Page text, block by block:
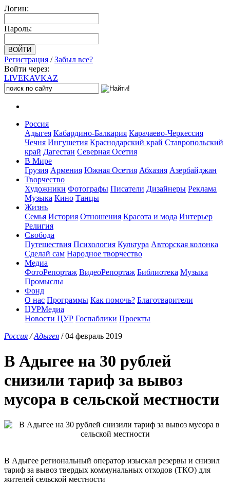
Логин:
Пароль:
Регистрация /Забыл все?
Войти через:
LIVEKAVKAZ
Россия
Адыгея Кабардино-Балкария Карачаево-Черкессия
Чечня Ингушетия Краснодарский край Ставропольский
край Дагестан Северная Осетия
В Мире
Грузия Армения Южная Осетия Абхазия Азербайджан
Творчество
Художники Фотографы Писатели Дизайнеры Реклама
Музыка Кино Танцы
Жизнь
Семья История Отношения Красота и мода Интерьер
Религия
Свобода
Путешествия Психология Культура Авторская колонка
Сделай сам Народное творчество
Медиа
ФотоРепортаж ВидеоРепортаж Библиотека Музыка
Промыслы
Фонд
О нас Программы Как помочь? Благотварители
ЦУРМедиа
Новости ЦУР Госпаблики Проекты
Россия /Адыгея / 04 февраль 2019
В Адыгее на 30 рублей
снизили тариф за вывоз
мусора в сельской местности
В Адыгее региональный оператор изыскал резервы и снизил
тариф за вывоз твердых коммунальных отходов (ТКО) для
жителей сельской местности